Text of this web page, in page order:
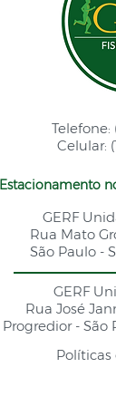
Telefone:
Celular:
Estacionamento
GERF
Rua Mato
São Paulo -
GERF
Rua José
- São
Políticas